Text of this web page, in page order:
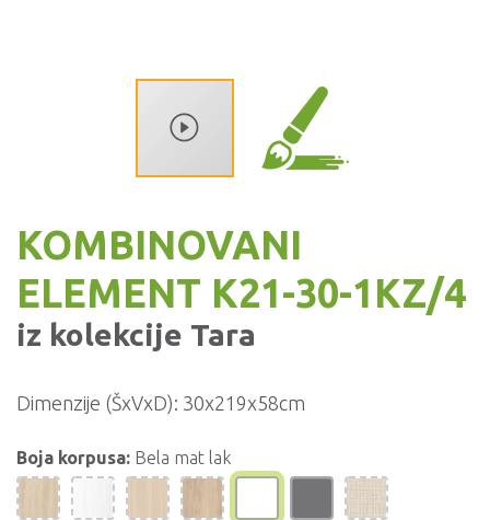
KOMBINOVANI
ELEMENT K21-30-1KZ/4
iz kolekcije Tara
Dimenzije (ŠxVxD): 30x219x58cm
Boja korpusa: Bela mat lak